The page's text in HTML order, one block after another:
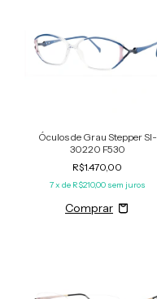
Óculos de Grau Stepper SI-
30220 F530
R$1.470,00
7x de R$210,00 sem juros